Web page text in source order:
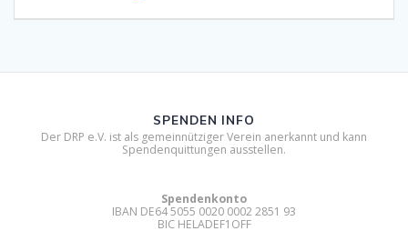
SPENDEN INFO
Der DRP e.V. ist als gemeinnütziger Verein anerkannt und kann
Spendenquittungen ausstellen.
Spendenkonto
IBAN DE64 5055 0020 0002 2851 93
BIC HELADEF1OFF